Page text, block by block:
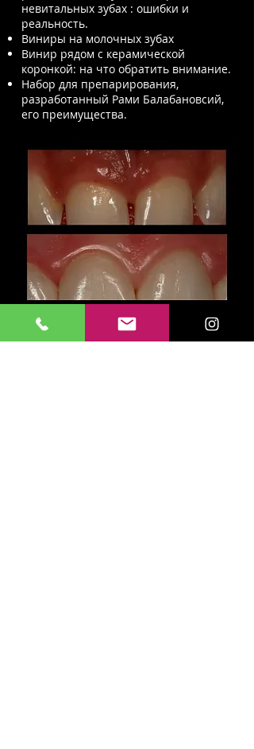
невитальных зубах : ошибки и
реальность.
Виниры на молочных зубах
Винир рядом с керамической
коронкой: на что обратить внимание.
Набор для препарирования,
разработанный Рами Балабановсий,
его преимущества.